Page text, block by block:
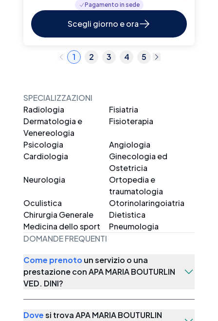
Pagamento in sede
Scegli giorno e ora
1 2 3 4 5
SPECIALIZZAZIONI
Radiologia
Fisiatria
Dermatologia e
Venereologia
Fisioterapia
Psicologia
Angiologia
Cardiologia
Ginecologia ed
Ostetricia
Neurologia
Ortopedia e
traumatologia
Oculistica
Otorinolaringoiatria
Chirurgia Generale
Dietistica
Medicina dello sport
Pneumologia
DOMANDE FREQUENTI
Come prenotoun servizio o una
prestazione conAPA MARIA BOUTURLIN
VED. DINI?
Dovesi trovaAPA MARIA BOUTURLIN